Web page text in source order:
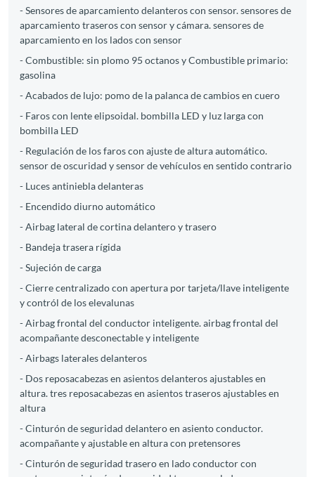
- Sensores de aparcamiento delanteros con sensor. sensores de
aparcamiento traseros con sensor y cámara. sensores de
aparcamiento en los lados con sensor
- Combustible: sin plomo 95 octanos y Combustible primario:
gasolina
- Acabados de lujo: pomo de la palanca de cambios en cuero
- Faros con lente elipsoidal. bombilla LED y luz larga con
bombilla LED
- Regulación de los faros con ajuste de altura automático.
sensor de oscuridad y sensor de vehículos en sentido contrario
- Luces antiniebla delanteras
- Encendido diurno automático
- Airbag lateral de cortina delantero y trasero
- Bandeja trasera rígida
- Sujeción de carga
- Cierre centralizado con apertura por tarjeta/llave inteligente
y contról de los elevalunas
- Airbag frontal del conductor inteligente. airbag frontal del
acompañante desconectable y inteligente
- Airbags laterales delanteros
- Dos reposacabezas en asientos delanteros ajustables en
altura. tres reposacabezas en asientos traseros ajustables en
altura
- Cinturón de seguridad delantero en asiento conductor.
acompañante y ajustable en altura con pretensores
- Cinturón de seguridad trasero en lado conductor con